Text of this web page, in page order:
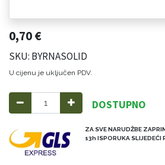
0,70€
SKU: BYRNASOLID
U cijenu je uključen PDV.
DOSTUPNO
ZA SVE NARUDŽBE
13h ISPORUKA SLIJEDEĆI